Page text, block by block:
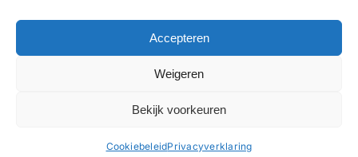
Accepteren
Weigeren
Bekijk voorkeuren
CookiebeleidPrivacyverklaring